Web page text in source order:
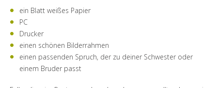
ein Blatt weißes Papier
PC
Drucker
einen schönen Bilderrahmen
einen passenden Spruch, der zu deiner Schwester oder
einem Bruder passt